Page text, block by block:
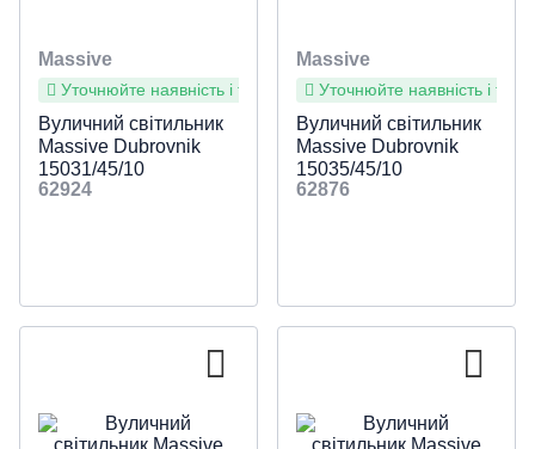
Massive
Уточнюйте наявність і терміни
Вуличний світильник
Massive Dubrovnik
15031/45/10
62924
Massive
Уточнюйте наявність і
Вуличний світильник
Massive Dubrovnik
15035/45/10
62876